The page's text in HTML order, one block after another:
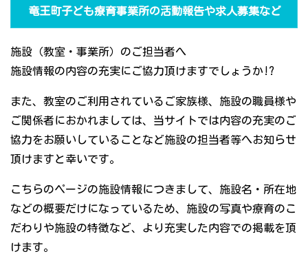
竜王町子ども療育事業所の活動報告や求人募集など
施設（教室・事業所）のご担当者へ
施設情報の内容の充実にご協力頂けますでしょうか!?
また、教室のご利用されているご家族様、施設の職員様や
ご関係者におかれましては、当サイトでは内容の充実のご
協力をお願いしていることなど施設の担当者等へお知らせ
頂けますと幸いです。
こちらのページの施設情報につきまして、施設名・所在地
などの概要だけになっているため、施設の写真や療育のこ
だわりや施設の特徴など、より充実した内容での掲載を頂
けます。